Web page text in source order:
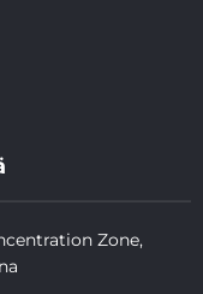
Zone,